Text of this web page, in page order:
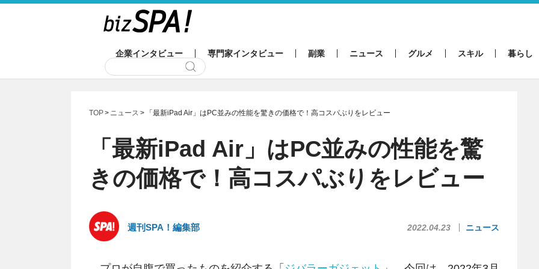
企業インタビュー 専門家インタビュー 副業 ニュース グルメ スキル 暮らし
TOP ニュース 「最新iPad Air」はPC並みの性能を驚きの価格で！高コスパぶりをレビュー
「最新iPad Air」はPC並みの性能を驚
きの価格で！高コスパぶりをレビュー
週刊SPA！編集部 2022.04.23 ニュース